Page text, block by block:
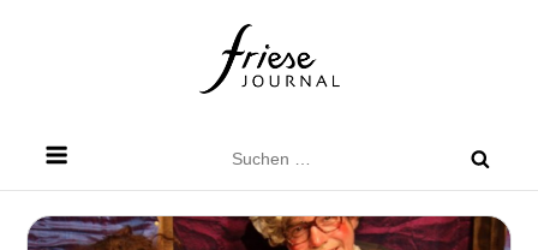
nach: